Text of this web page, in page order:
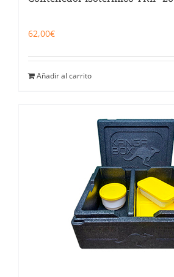
62,00€
Añadir al carrito